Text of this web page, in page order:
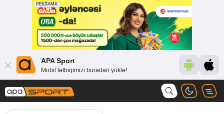
APA Sport
Mobil tətbiqimizi buradan yüklə!